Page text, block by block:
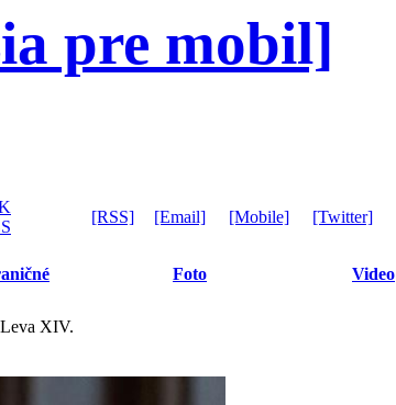
pre mobil]
[RSS] [Email] [Mobile] [Twitter]
Foto Video
XIV.